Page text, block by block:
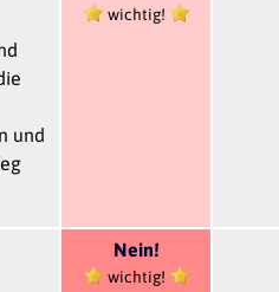
und
wichtig!
Nein!
wichtig!